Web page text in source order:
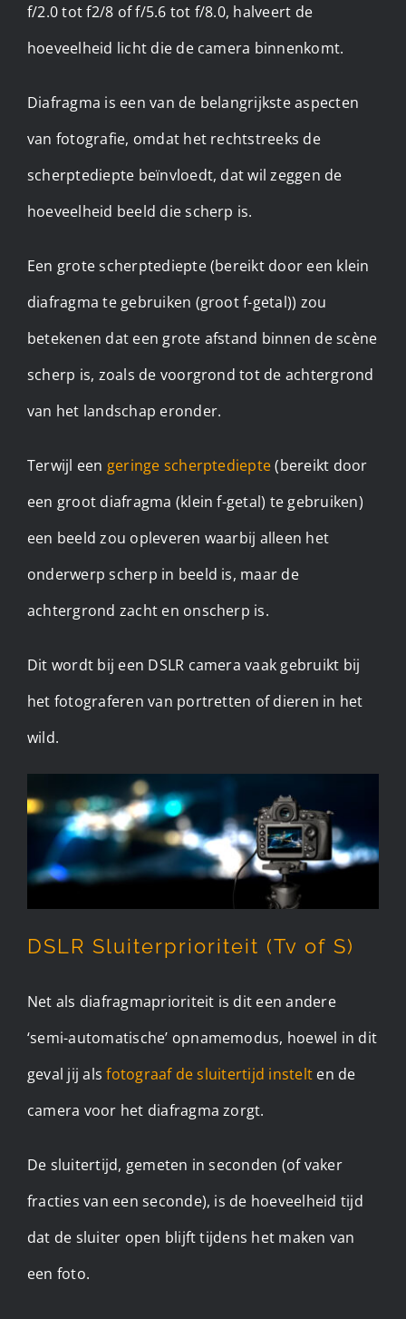
f/2.0 tot f2/8 of f/5.6 tot f/8.0, halveert de
hoeveelheid licht die de camera binnenkomt. ​
Diafragma is een van de belangrijkste aspecten
van fotografie, omdat het rechtstreeks de
scherptediepte beïnvloedt, dat wil zeggen de
hoeveelheid beeld die scherp is.
Een grote scherptediepte (bereikt door een klein
diafragma te gebruiken (groot f-getal)) zou
betekenen dat een grote afstand binnen de scène
scherp is, zoals de voorgrond tot de achtergrond
van het landschap eronder.
Terwijl een geringe scherptediepte(bereikt door
een groot diafragma (klein f-getal) te gebruiken)
een beeld zou opleveren waarbij alleen het
onderwerp scherp in beeld is, maar de
achtergrond zacht en onscherp is.
Dit wordt bij een DSLR camera vaak gebruikt bij
het fotograferen van portretten of dieren in het
wild.
DSLR Sluiterprioriteit (Tv of S)
Net als diafragmaprioriteit is dit een andere
‘semi-automatische’ opnamemodus, hoewel in dit
geval jij alsfotograaf de sluitertijd instelt en de
camera voor het diafragma zorgt.
De sluitertijd, gemeten in seconden (of vaker
fracties van een seconde), is de hoeveelheid tijd
dat de sluiter open blijft tijdens het maken van
een foto.